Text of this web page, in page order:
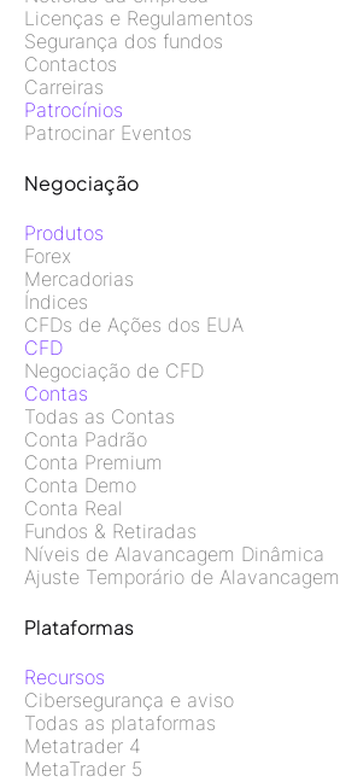
Licenças e Regulamentos
Segurança dos fundos
Contactos
Carreiras
Patrocínios
Patrocinar Eventos
Negociação
Produtos
Forex
Mercadorias
Índices
CFDs de Ações dos EUA
CFD
Negociação de CFD
Contas
Todas as Contas
Conta Padrão
Conta Premium
Conta Demo
Conta Real
Fundos & Retiradas
Níveis de Alavancagem Dinâmica
Ajuste Temporário de Alavancagem
Plataformas
Recursos
Cibersegurança e aviso
Todas as plataformas
Metatrader 4
MetaTrader 5